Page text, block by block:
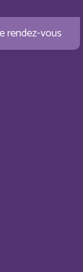
rendez-vous